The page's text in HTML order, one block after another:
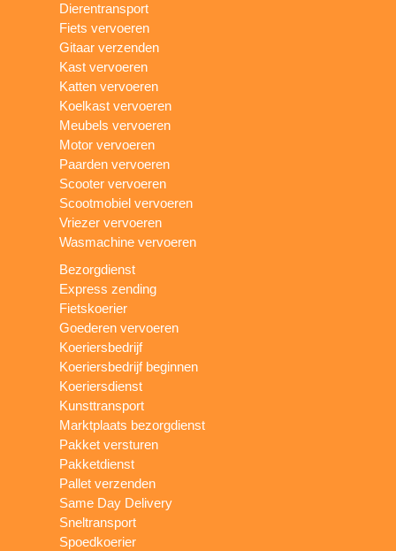
Dierentransport
Fiets vervoeren
Gitaar verzenden
Kast vervoeren
Katten vervoeren
Koelkast vervoeren
Meubels vervoeren
Motor vervoeren
Paarden vervoeren
Scooter vervoeren
Scootmobiel vervoeren
Vriezer vervoeren
Wasmachine vervoeren
Bezorgdienst
Express zending
Fietskoerier
Goederen vervoeren
Koeriersbedrijf
Koeriersbedrijf beginnen
Koeriersdienst
Kunsttransport
Marktplaats bezorgdienst
Pakket versturen
Pakketdienst
Pallet verzenden
Same Day Delivery
Sneltransport
Spoedkoerier